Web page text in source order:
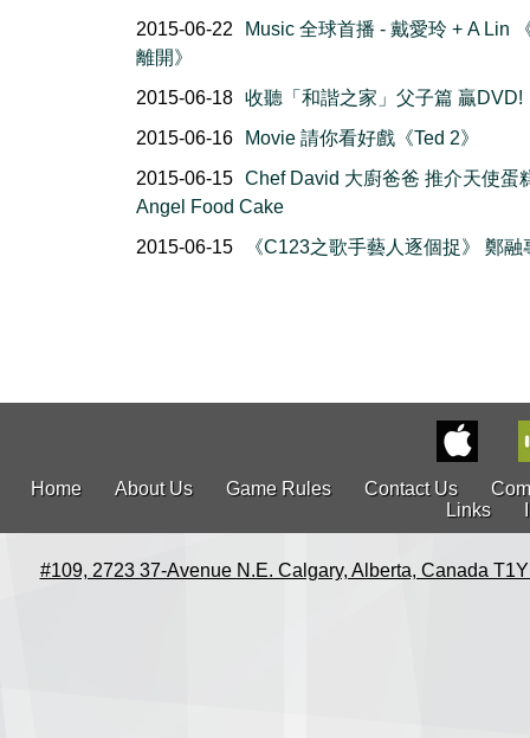
2015-06-22
Music 全球首播 - 戴愛玲 + A Lin
離開》
2015-06-18 收聽「和諧之家」父子篇 贏DVD!
2015-06-16
Movie 請你看好戲《Ted 2》
2015-06-15 Chef David 大廚爸爸 推介天使蛋
Angel Food Cake
2015-06-15
《C123之歌手藝人逐個捉》 鄭融
Home About Us Game Rules Contact Us
Links
#109, 2723 37-Avenue N.E. Calgary, Alberta, Canada